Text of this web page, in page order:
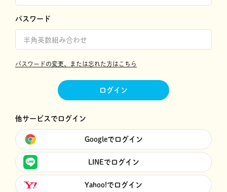
パスワード
パスワードの変更、または忘れた方はこちら
ログイン
他サービスでログイン
Googleでログイン
LINEでログイン
Yahoo!でログイン